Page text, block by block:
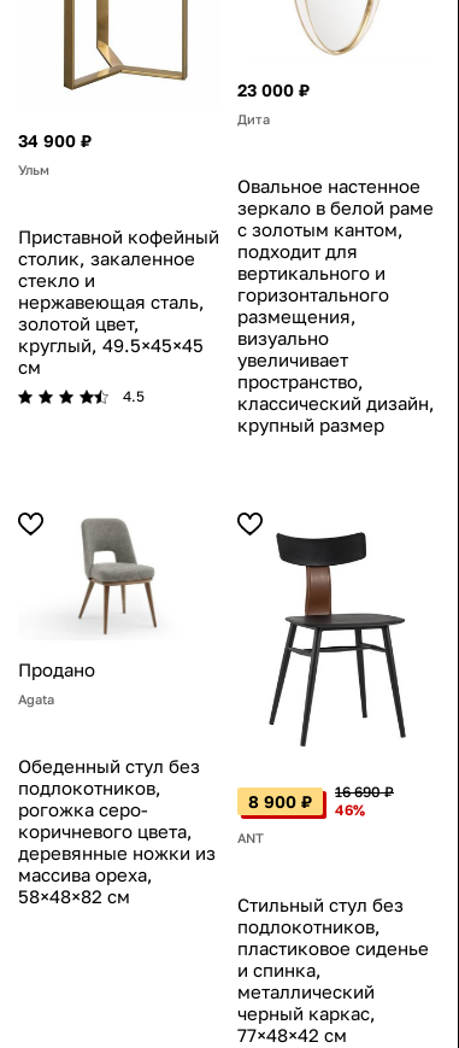
34 900 ₽
Ульм
Приставной кофейный
столик, закаленное
стекло и
нержавеющая сталь,
золотой цвет,
круглый, 49.5×45×45
см
4.5
23 000 ₽
Дита
Овальное настенное
зеркало в белой раме
с золотым кантом,
подходит для
вертикального и
горизонтального
размещения,
визуально
увеличивает
пространство,
классический дизайн,
крупный размер
Продано
Agata
Обеденный стул без
подлокотников,
рогожка серо-
коричневого цвета,
деревянные ножки из
массива ореха,
58×48×82 см
8 900 ₽
16 690 ₽
46%
ANT
Стильный стул без
подлокотников,
пластиковое сиденье
и спинка,
металлический
черный каркас,
77×48×42 см